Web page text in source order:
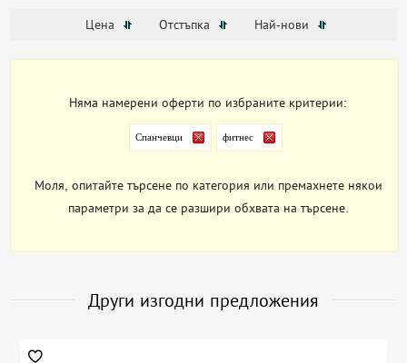
Цена Отстъпка Най-нови
Няма намерени оферти по избраните критерии:
Спанчевци фитнес
Моля, опитайте търсене по категория или премахнете някои
параметри за да се разшири обхвата на търсене.
Други изгодни предложения